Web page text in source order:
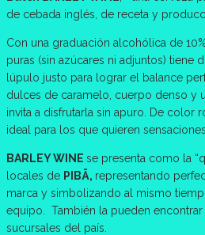
de cebada inglés, de receta y
Con una graduación alcohólica de
puras (sin azúcares ni adjuntos) tiene
lúpulo justo para lograr el balance
dulces de caramelo, cuerpo denso y
invita a disfrutarla sin apuro. De color
ideal para los que quieren sensaciones
BARLEY WINE se presenta como la
locales de PIBÄ, representando
marca y simbolizando al mismo
equipo. También la pueden encontrar
sucursales del país.